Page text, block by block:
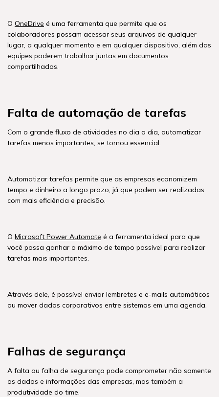
O OneDrive é uma ferramenta que permite que os
colaboradores possam acessar seus arquivos de qualquer
lugar, a qualquer momento e em qualquer dispositivo, além das
equipes poderem trabalhar juntas em documentos
compartilhados.
Falta de automação de tarefas
Com o grande fluxo de atividades no dia a dia, automatizar
tarefas menos importantes, se tornou essencial.
Automatizar tarefas permite que as empresas economizem
tempo e dinheiro a longo prazo, já que podem ser realizadas
com mais eficiência e precisão.
O Microsoft Power Automate é a ferramenta ideal para que
você possa ganhar o máximo de tempo possível para realizar
tarefas mais importantes.
Através dele, é possível enviar lembretes e e-mails automáticos
ou mover dados corporativos entre sistemas em uma agenda.
Falhas de segurança
A falta ou falha de segurança pode comprometer não somente
os dados e informações das empresas, mas também a
produtividade do time.